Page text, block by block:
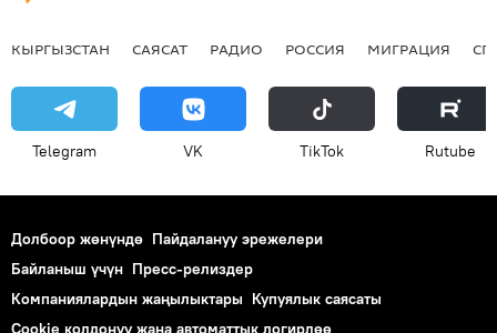
КЫРГЫЗСТАН САЯСАТ РАДИО РОССИЯ МИГРАЦИЯ
Telegram VK ТikТоk Rutube
Долбоор жөнүндө Пайдалануу эрежелери
Байланыш үчүн Пресс-релиздер
Компаниялардын жаңылыктары Купуялык саясаты
Cookie колдонуу жана автоматтык логирлөө